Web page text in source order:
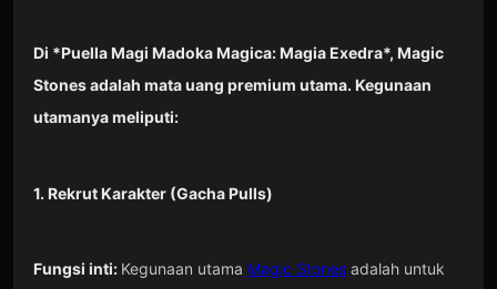
Di *Puella Magi Madoka Magica: Magia Exedra*, Magic
Stones adalah mata uang premium utama. Kegunaan
utamanya meliputi:
1. Rekrut Karakter (Gacha Pulls)
Fungsi inti: Kegunaan utama Magic Stonesadalah untuk